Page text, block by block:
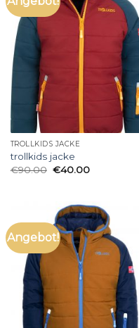
TROLLKIDS JACKE
trollkids jacke
€90.00 €40.00
Angebot!